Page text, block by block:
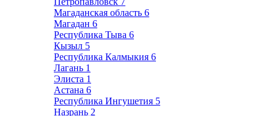
Магаданская область 6
Магадан 6
Республика Тыва 6
Кызыл 5
Республика Калмыкия 6
Лагань 1
Элиста 1
Астана 6
Республика Ингушетия 5
Назрань 2